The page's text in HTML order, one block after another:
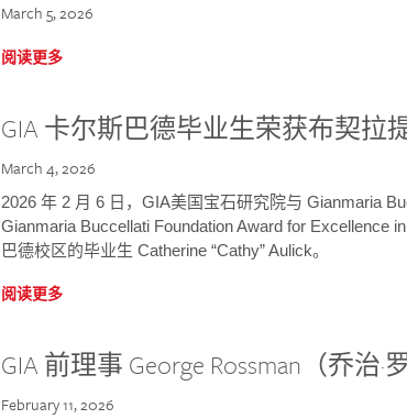
March 5, 2026
阅读更多
GIA 卡尔斯巴德毕业生荣获布契拉
March 4, 2026
2026 年 2 月 6 日，GIA美国宝石研究院与 Gianmaria
Gianmaria Buccellati Foundation Award for Excellence
巴德校区的毕业生 Catherine “Cathy” Aulick。
阅读更多
GIA 前理事 George Rossman（乔治
February 11, 2026